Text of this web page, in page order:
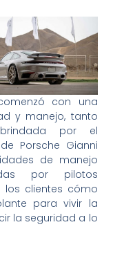
con una
y manejo, tanto
por el
Porsche Gianni
de manejo
por pilotos
los clientes cómo
para vivir la
la seguridad a lo